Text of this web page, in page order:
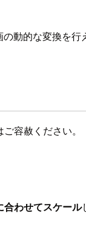
的な変換を
容赦ください。
合わせてスケール